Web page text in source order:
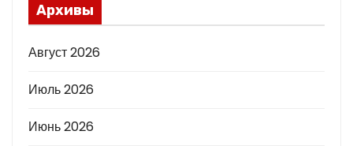
Архивы
Август 2026
Июль 2026
Июнь 2026